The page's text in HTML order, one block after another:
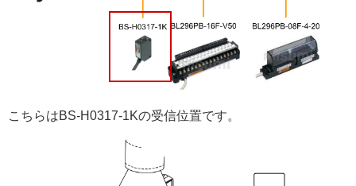
こちらはBS-H0317-1Kの受信位置です。